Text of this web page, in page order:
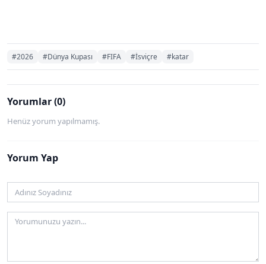
#2026 #Dünya Kupası #FIFA #İsviçre #katar
Yorumlar (0)
Henüz yorum yapılmamış.
Yorum Yap